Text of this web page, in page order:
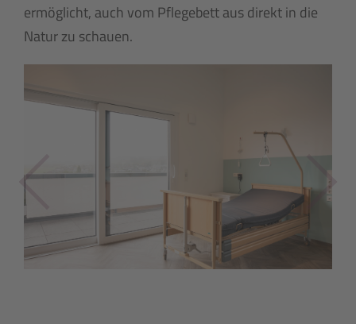
ermöglicht, auch vom Pflegebett aus direkt in die
Natur zu schauen.
Previous Next